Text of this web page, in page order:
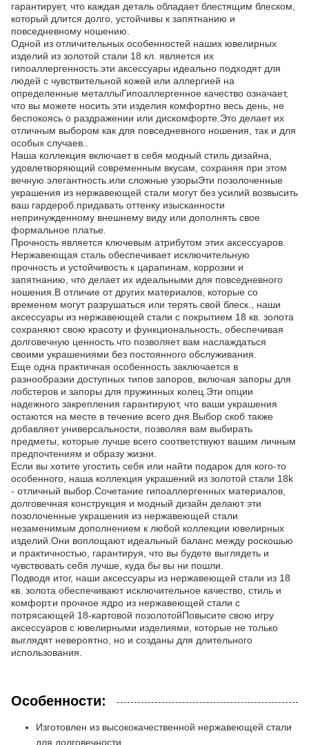
гарантирует, что каждая деталь обладает блестящим блеском,
который длится долго, устойчивы к запятнанию и
повседневному ношению.
Одной из отличительных особенностей наших ювелирных
изделий из золотой стали 18 кл. является их
гипоаллергенность.эти аксессуары идеально подходят для
людей с чувствительной кожей или аллергией на
определенные металлыГипоаллергенное качество означает,
что вы можете носить эти изделия комфортно весь день, не
беспокоясь о раздражении или дискомфорте.Это делает их
отличным выбором как для повседневного ношения, так и для
особых случаев..
Наша коллекция включает в себя модный стиль дизайна,
удовлетворяющий современным вкусам, сохраняя при этом
вечную элегантность.или сложные узорыЭти позолоченные
украшения из нержавеющей стали могут без усилий возвысить
ваш гардероб.придавать оттенку изысканности
непринужденному внешнему виду или дополнять свое
формальное платье.
Прочность является ключевым атрибутом этих аксессуаров.
Нержавеющая сталь обеспечивает исключительную
прочность и устойчивость к царапинам, коррозии и
запятнанию, что делает их идеальными для повседневного
ношения.В отличие от других материалов, которые со
временем могут разрушаться или терять свой блеск., наши
аксессуары из нержавеющей стали с покрытием 18 кв. золота
сохраняют свою красоту и функциональность, обеспечивая
долговечную ценность.что позволяет вам наслаждаться
своими украшениями без постоянного обслуживания.
Еще одна практичная особенность заключается в
разнообразии доступных типов запоров, включая запоры для
лобстеров и запоры для пружинных колец.Эти опции
надежного закрепления гарантируют, что ваши украшения
остаются на месте в течение всего дня.Выбор скоб также
добавляет универсальности, позволяя вам выбирать
предметы, которые лучше всего соответствуют вашим личным
предпочтениям и образу жизни.
Если вы хотите угостить себя или найти подарок для кого-то
особенного, наша коллекция украшений из золотой стали 18k
- отличный выбор.Сочетание гипоаллергенных материалов,
долговечная конструкция и модный дизайн делают эти
позолоченные украшения из нержавеющей стали
незаменимым дополнением к любой коллекции ювелирных
изделий.Они воплощают идеальный баланс между роскошью
и практичностью, гарантируя, что вы будете выглядеть и
чувствовать себя лучше, куда бы вы ни пошли.
Подводя итог, наши аксессуары из нержавеющей стали из 18
кв. золота обеспечивают исключительное качество, стиль и
комфорт.и прочное ядро из нержавеющей стали с
потрясающей 18-картовой позолотойПовысите свою игру
аксессуаров с ювелирными изделиями, которые не только
выглядят невероятно, но и созданы для длительного
использования.
Особенности:
Изготовлен из высококачественной нержавеющей стали
для долговечности